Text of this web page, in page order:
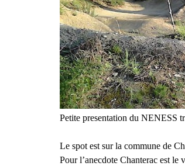
Petite presentation du NENESS
Le spot est sur la commune de
Pour l’anecdote Chanterac est